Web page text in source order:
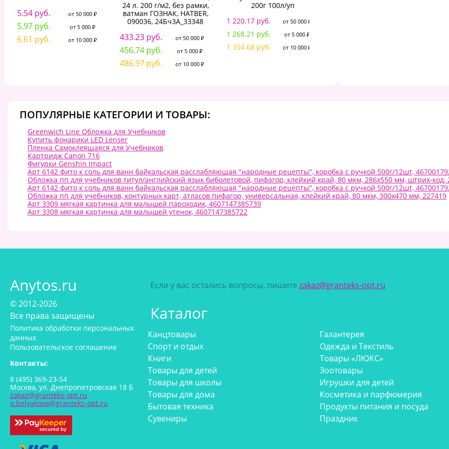
5.54 руб. от 50 000 ₽
5.97 руб. от 5 000 ₽
6.61 руб. от 10 000 ₽
24 л. 200 г/м2, без рамки,
ватман ГОЗНАК, HATBER,
090036, 24Бч3A_33348
433.23 руб. от 50 000 ₽
456.74 руб. от 5 000 ₽
486.97 руб. от 10 000 ₽
200г 100л/уп
1 220.17 руб.
от 50 000 ₽
1 268.21 руб. от 5 000 ₽
1 354.68 руб. от 10 000 ₽
ПОПУЛЯРНЫЕ КАТЕГОРИИ И ТОВАРЫ:
Greenwich Line Обложка для Учебников
Купить фонарики LED Lenser
Пленка Самоклеящаяся для Учебников
Картридж Canon 716
Фигурки Genshin Impact
Арт 6142 фито к соль для ванн байкальская расслабляющая "народные рецепты", коробка с ручкой 500г/12шт,
Обложка пп для учебников титул/английский язык биболетовой, пифагор, клейкий край, 80 мкм, 286х550 мм, штрих-код,
Арт 6142 фито к соль для ванн байкальская расслабляющая "народные рецепты", коробка с ручкой 500г/12шт,
Обложка пп для учебников, контурных карт, атласов пифагор, универсальная, клейкий край, 80 мкм, 300х470 мм, 227419
Арт 3309 мягкая картинка для малышей пароходик, 4607147385739
Арт 3308 мягкая картинка для малышей утенок, 4607147385722
Anytos.ru
© 2012-2026
Все права защищены
Политика обработки персональных
данных
Пользовательское соглашение
Контакты:
8 (495) 369-23-54
Москва, ул. Днепропетровская 18 Б
zakaz@granteks-opt.ru
o.belyakova@granteks-opt.ru
Если у вас остались вопросы, пишите zakaz@granteks-opt.ru
Каталог
Канцтовары
Спорт и отдых
Книги
Товары для детей
Товары для школы
Товары для дома
Бытовая техника
Сувениры
Галантерея
Одежда и Текстиль
Товары «ЛЮКС»
Зоотовары
Игрушки для детей
Косметика и парфюмерия
Продукты питания и посуда
Праздник